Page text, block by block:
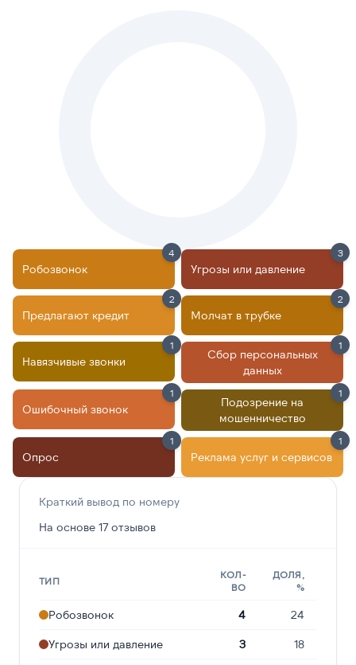
Робозвонок
4
Угрозы или давление
3
Предлагают кредит
2
Молчат в трубке
2
Навязчивые звонки
1
Сбор персональных
данных
1
Ошибочный звонок
1
Подозрение на
мошенничество
1
Опрос
1
Реклама услуг и сервисов
1
Краткий вывод по номеру
На основе 17 отзывов
ТИП
КОЛ-
ВО
ДОЛЯ,
%
Робозвонок 4 24
Угрозы или давление 3 18